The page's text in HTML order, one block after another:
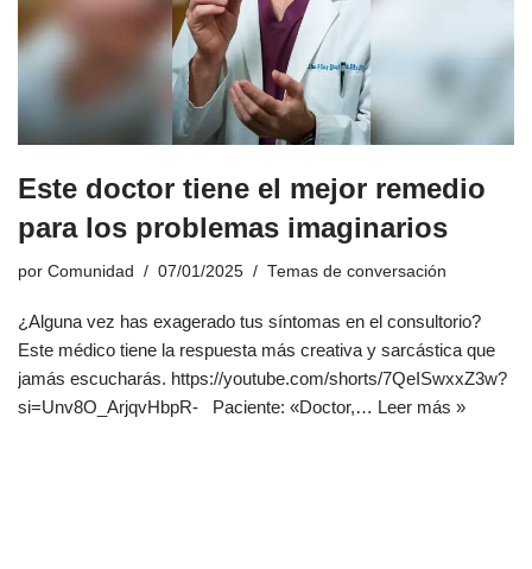
Este doctor tiene el mejor remedio
para los problemas imaginarios
por Comunidad 07/01/2025 Temas de conversación
¿Alguna vez has exagerado tus síntomas en el consultorio?
Este médico tiene la respuesta más creativa y sarcástica que
jamás escucharás. https://youtube.com/shorts/7QeISwxxZ3w?
si=Unv8O_ArjqvHbpR- Paciente: «Doctor,… Leer más »